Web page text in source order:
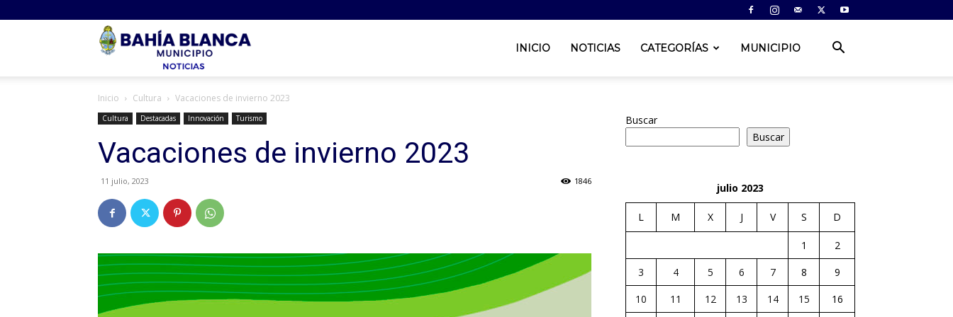
Bahia
INICIO NOTICIAS CATEGORÍAS MUNICIPIO
Inicio Cultura Vacaciones de invierno 2023
Cultura Destacadas Innovación Turismo
Vacaciones de invierno 2023
11 julio, 2023 1846
Buscar
Buscar
julio 2023
L M X J V S D
1
2
3
4 5 6 7 8
9
10
11 12 13 14 15 16